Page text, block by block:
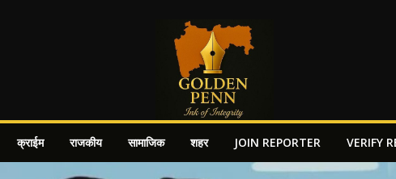
क्राईम राजकीय सामाजिक शहर JOIN REPORTER VERIFY